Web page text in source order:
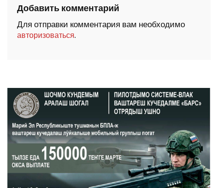
Добавить комментарий
Для отправки комментария вам необходимо
авторизоваться.